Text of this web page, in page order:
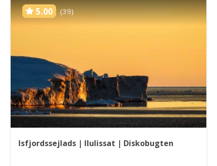
5.00 (39)
Isfjordssejlads | Ilulissat | Diskobugten